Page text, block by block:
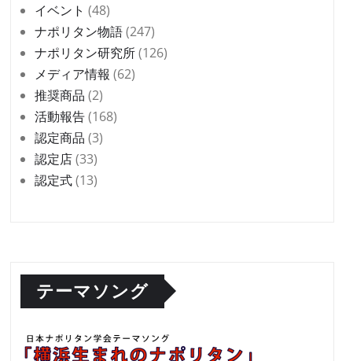
イベント (48)
ナポリタン物語(247)
ナポリタン研究所(126)
メディア情報 (62)
推奨商品 (2)
活動報告(168)
認定商品 (3)
認定店(33)
認定式(13)
テーマソング